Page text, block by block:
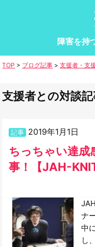
障害を持
TOP > ブログ記事 >支援者・支
支援者との対談
記事 2019年1月1日
ちっちゃい達成
事！【JAH-
ナ
中
し